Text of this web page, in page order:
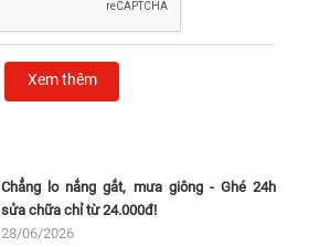
Xem thêm
Chẳng lo nắng gắt, mưa giông - Ghé 24h
sửa chữa chỉ từ 24.000đ!
28/06/2026